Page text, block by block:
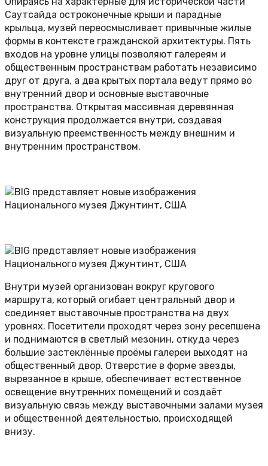
Саутсайда остроконечные крыши и парадные
крыльца, музей переосмысливает привычные жилые
формы в контексте гражданской архитектуры. Пять
входов на уровне улицы позволяют галереям и
общественным пространствам работать независимо
друг от друга, а два крытых портала ведут прямо во
внутренний двор и основные выставочные
пространства. Открытая массивная деревянная
конструкция продолжается внутри, создавая
визуальную преемственность между внешним и
внутренним пространством.
Внутри музей организован вокруг кругового
маршрута, который огибает центральный двор и
соединяет выставочные пространства на двух
уровнях. Посетители проходят через зону ресепшена
и поднимаются в светлый мезонин, откуда через
большие застеклённые проёмы галереи выходят на
общественный двор. Отверстие в форме звезды,
вырезанное в крыше, обеспечивает естественное
освещение внутренних помещений и создаёт
визуальную связь между выставочными залами музея
и общественной деятельностью, происходящей
внизу.